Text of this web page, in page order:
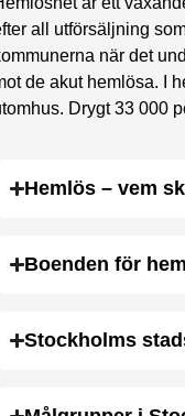
all utförsäljning
när det
de akut hemlösa. I
Drygt 33 000
Hemlös – vem
Boenden för
Stockholms